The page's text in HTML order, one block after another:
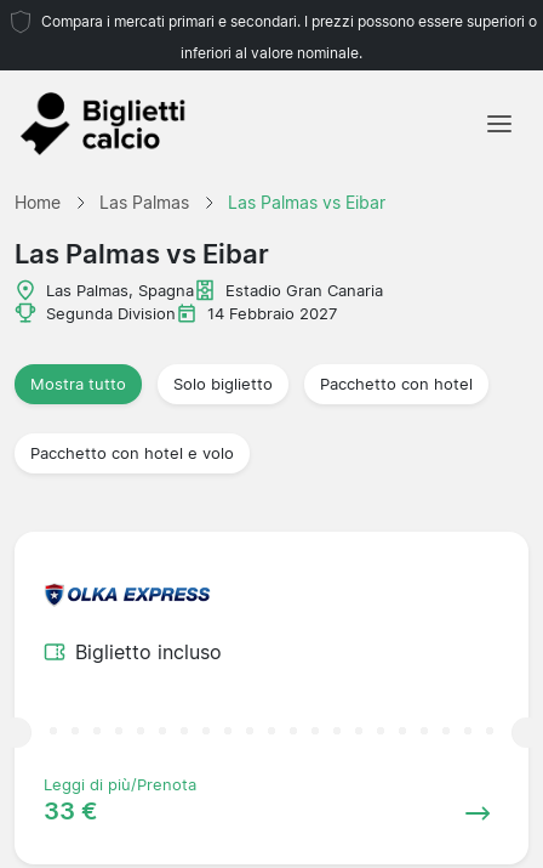
Compara i mercati primari e secondari. I prezzi possono essere superiori o
inferiori al valore nominale.
Agenzie di viaggio
Home Las Palmas Las Palmas vs Eibar
Las Palmas vs Eibar
Las Palmas, Spagna
Estadio Gran Canaria
Segunda Division
14 Febbraio 2027
Mostra tutto Solo biglietto Pacchetto con hotel
Pacchetto con hotel e volo
Biglietto incluso
Leggi di più/Prenota
33 €